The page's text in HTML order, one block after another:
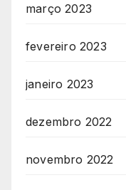
março 2023
fevereiro 2023
janeiro 2023
dezembro 2022
novembro 2022